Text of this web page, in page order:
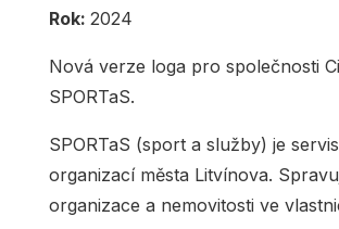
Rok: 2024
Nová verze loga pro společnosti
SPORTaS.
SPORTaS (sport a služby) je
organizací města Litvínova.
organizace a nemovitosti ve